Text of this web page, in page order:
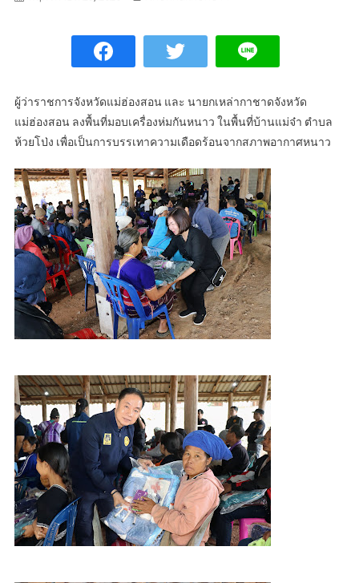
ผู้ว่าราชการจังหวัดแม่ฮ่องสอน และ นายกเหล่ากาชาดจังหวัด
แม่ฮ่องสอน ลงพื้นที่มอบเครื่องห่มกันหนาว ในพื้นที่บ้านแม่จ๋า ตำบล
ห้วยโป่ง เพื่อเป็นการบรรเทาความเดือดร้อนจากสภาพอากาศหนาว